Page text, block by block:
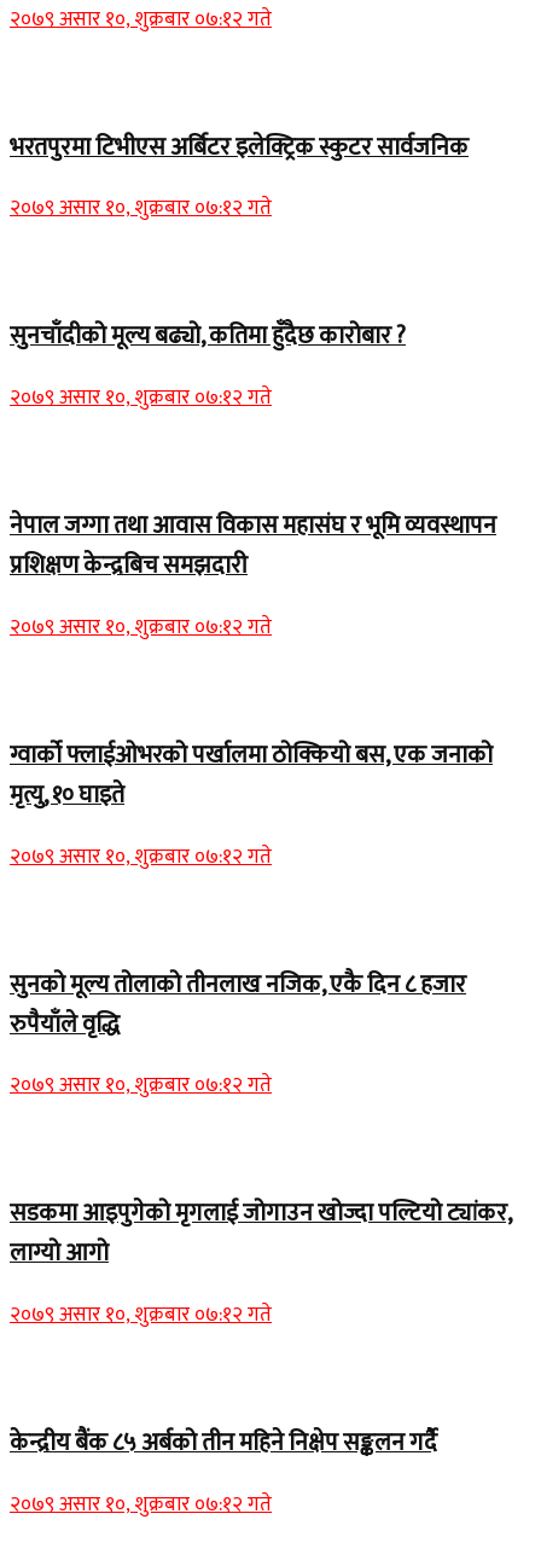
२०७९ असार १०, शुक्रबार ०७:१२ गते
भरतपुरमा टिभीएस अर्बिटर इलेक्ट्रिक स्कुटर सार्वजनिक
२०७९ असार १०, शुक्रबार ०७:१२ गते
सुनचाँदीको मूल्य बढ्यो, कतिमा हुँदैछ कारोबार ?
२०७९ असार १०, शुक्रबार ०७:१२ गते
नेपाल जग्गा तथा आवास विकास महासंघ र भूमि व्यवस्थापन
प्रशिक्षण केन्द्रबिच समझदारी
२०७९ असार १०, शुक्रबार ०७:१२ गते
ग्वार्को फ्लाईओभरको पर्खालमा ठोक्कियो बस, एक जनाको
मृत्यु, १० घाइते
२०७९ असार १०, शुक्रबार ०७:१२ गते
सुनको मूल्य तोलाको तीनलाख नजिक, एकै दिन ८ हजार
रुपैयाँले वृद्धि
२०७९ असार १०, शुक्रबार ०७:१२ गते
सडकमा आइपुगेको मृगलाई जोगाउन खोज्दा पल्टियो ट्यांकर,
लाग्यो आगो
२०७९ असार १०, शुक्रबार ०७:१२ गते
केन्द्रीय बैंक ८५ अर्बको तीन महिने निक्षेप सङ्कलन गर्दै
२०७९ असार १०, शुक्रबार ०७:१२ गते